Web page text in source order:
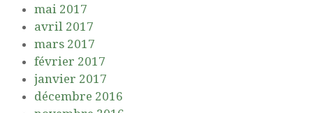
mai 2017
avril 2017
mars 2017
février 2017
janvier 2017
décembre 2016